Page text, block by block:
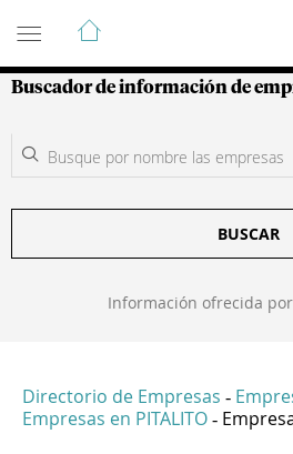
Guía de Empresas
Buscador de información de
BUSCAR
Información ofrecida
Directorio de Empresas -
Empresas en PITALITO -